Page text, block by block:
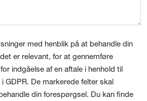
med henblik på at behandle din
er relevant, for at gennemføre
indgåelse af en aftale i henhold til
GDPR. De markerede felter skal
din forespørgsel. Du kan finde